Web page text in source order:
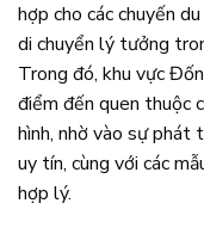
hợp cho các chuyến
di chuyển lý tưởng
Trong đó, khu vực
điểm đến quen thuộc
hình, nhờ vào sự phát
uy tín, cùng với các
hợp lý.